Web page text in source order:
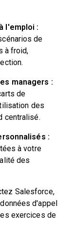
l'emploi :
de
à froid,
managers :
de
des
centralisé.
:
à votre
des
Salesforce,
d'appel
exercices de